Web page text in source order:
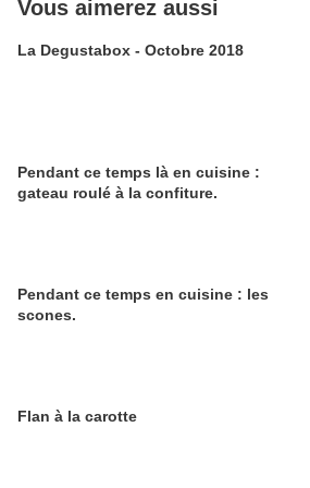
Vous aimerez aussi
La Degustabox - Octobre 2018
Pendant ce temps là en cuisine :
gateau roulé à la confiture.
Pendant ce temps en cuisine : les
scones.
Flan à la carotte